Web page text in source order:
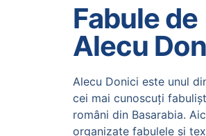
Fabule de
Alecu
Alecu Donici este unul
cei mai cunoscuți
români din Basarabia.
organizate fabulele și